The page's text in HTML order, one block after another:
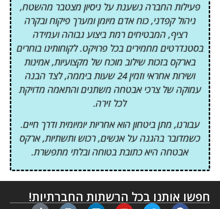
פעילות החברה נשענת על ניסיון מצטבר מהשטח,
ניהול קפדני, כוח אדם מיומן ומערך פיקוח ובקרה
רציף, המבטיחים רמת ביצוע גבוהה ועמידה
בסטנדרטים מחמירים בכל פרויקט. לקוחותינו בוחרים
בארקס בזכות שילוב מוכח של מקצועיות, אמינות
ושירות אחראי וזמין 24 שעות ביממה, לצד הבנה
עמוקה של צרכי אבטחה משתנים והתאמה מדויקת
לכל זירה.
עבורנו, מתן ביטחון הוא אחריות יומיומית ודרך חיים.
כשמדובר בהגנה על אנשים, רכוש ותשתיות, ארקס
אבטחה היא כתובת בטוחה ובלתי מתפשרת.
חפשו אותנו בכל הרשתות החברתיות!